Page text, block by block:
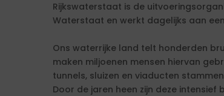
Rijkswaterstaat is de
Waterstaat en werkt dagelijks aan
Ons waterrijke land telt honderden
maken miljoenen mensen hiervan
tunnels, sluizen en viaducten
Door de jaren heen zijn deze